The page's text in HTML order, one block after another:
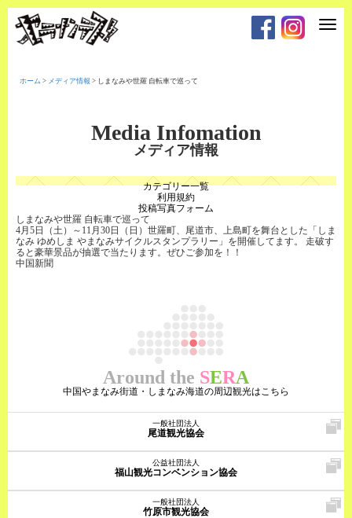
T
o
n
ホーム > メディア情報 > しまなみや世羅 自転車で巡って
Media Infomation
メディア情報
カテゴリー一覧
利用規約
投稿写真フォーム
しまなみや世羅 自転車で巡って
4月5日（土）～11月30日（日）世羅町、尾道市、上島町を舞台とした「しま
なみ ゆめしま やまなみサイクルスタンプラリー」を開催してます。 走破す
ると豪華景品が抽選で当たります。ぜひご参加を！！
中国新聞
Around the SERA
中国やまなみ街道・しまなみ海道の周辺観光はこちら
一般社団法人
尾道観光協会
公益社団法人
福山観光コンベンション協会
一般社団法人
竹原市観光協会